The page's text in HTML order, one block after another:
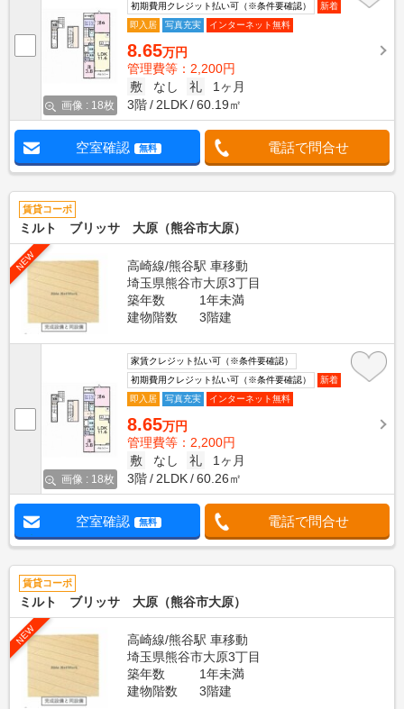
画像 : 18枚
初期費用クレジット払い可（※条件要確認）
新着
即入居
写真充実 インターネット無料
8.65万円
管理費等：2,200円
敷
なし 礼
1ヶ月
3階
2LDK 60.19㎡
空室確認 無料 電話で問合せ
賃貸コーポ
ミルト ブリッサ 大原（熊谷市大原）
NEW
高崎線/熊谷駅 車移動
埼玉県熊谷市大原3丁目
築年数
1年未満
建物階数
3階建
画像 : 18枚
家賃クレジット払い可（※条件要確認）
初期費用クレジット払い可（※条件要確認）
新着
即入居
写真充実 インターネット無料
8.65万円
管理費等：2,200円
敷
なし 礼
1ヶ月
3階
2LDK 60.26㎡
空室確認 無料 電話で問合せ
賃貸コーポ
ミルト ブリッサ 大原（熊谷市大原）
NEW
高崎線/熊谷駅 車移動
埼玉県熊谷市大原3丁目
築年数
1年未満
建物階数
3階建